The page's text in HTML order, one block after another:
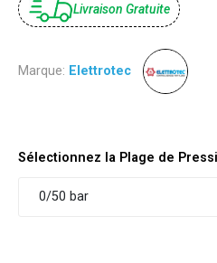
Livraison Gratuite
Marque: Elettrotec
Sélectionnez la Plage de
0/50 bar